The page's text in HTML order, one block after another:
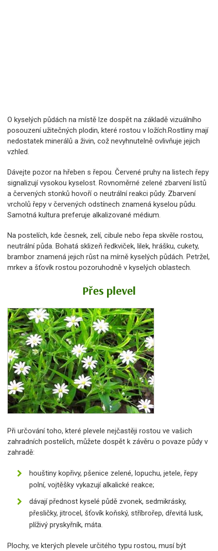
O kyselých půdách na místě lze dospět na základě vizuálního
posouzení užitečných plodin, které rostou v ložích.Rostliny mají
nedostatek minerálů a živin, což nevyhnutelně ovlivňuje jejich
vzhled.
Dávejte pozor na hřeben s řepou. Červené pruhy na listech řepy
signalizují vysokou kyselost. Rovnoměrné zelené zbarvení listů
a červených stonků hovoří o neutrální reakci půdy. Zbarvení
vrcholů řepy v červených odstínech znamená kyselou půdu.
Samotná kultura preferuje alkalizované médium.
Na postelích, kde česnek, zelí, cibule nebo řepa skvěle rostou,
neutrální půda. Bohatá sklizeň ředkviček, lilek, hrášku, cukety,
brambor znamená jejich růst na mírně kyselých půdách. Petržel,
mrkev a šťovík rostou pozoruhodně v kyselých oblastech.
Přes plevel
Při určování toho, které plevele nejčastěji rostou ve vašich
zahradních postelích, můžete dospět k závěru o povaze půdy v
zahradě:
houštiny kopřivy, pšenice zelené, lopuchu, jetele, řepy
polní, vojtěšky vykazují alkalické reakce;
dávají přednost kyselé půdě zvonek, sedmikrásky,
přesličky, jitrocel, šťovík koňský, stříbrořep, dřevitá lusk,
plíživý pryskyřník, máta.
Plochy, ve kterých plevele určitého typu rostou, musí být